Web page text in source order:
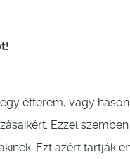
étterem, vagy
Ezzel
Ezt azért tartják